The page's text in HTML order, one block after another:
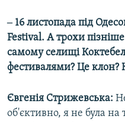
‒ 16 листопада під
Festival. А трохи
самому селищі
фестивалями? Це клон?
Євгенія Стрижевська:
об'єктивно, я не була на